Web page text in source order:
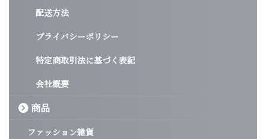
配送方法
プライバシーポリシー
特定商取引法に基づく表記
会社概要
商品
ファッション雑貨